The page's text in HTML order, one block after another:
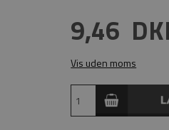
9,46
Vis uden moms